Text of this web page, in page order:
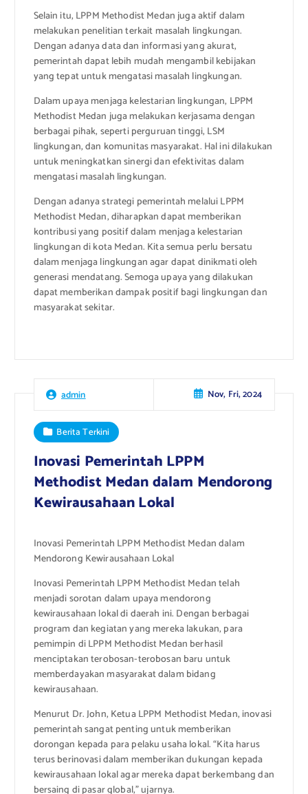
Selain itu, LPPM Methodist Medan juga aktif dalam
melakukan penelitian terkait masalah lingkungan.
Dengan adanya data dan informasi yang akurat,
pemerintah dapat lebih mudah mengambil kebijakan
yang tepat untuk mengatasi masalah lingkungan.
Dalam upaya menjaga kelestarian lingkungan, LPPM
Methodist Medan juga melakukan kerjasama dengan
berbagai pihak, seperti perguruan tinggi, LSM
lingkungan, dan komunitas masyarakat. Hal ini dilakukan
untuk meningkatkan sinergi dan efektivitas dalam
mengatasi masalah lingkungan.
Dengan adanya strategi pemerintah melalui LPPM
Methodist Medan, diharapkan dapat memberikan
kontribusi yang positif dalam menjaga kelestarian
lingkungan di kota Medan. Kita semua perlu bersatu
dalam menjaga lingkungan agar dapat dinikmati oleh
generasi mendatang. Semoga upaya yang dilakukan
dapat memberikan dampak positif bagi lingkungan dan
masyarakat sekitar.
admin Nov, Fri, 2024
Berita Terkini
Inovasi Pemerintah LPPM
Methodist Medan dalam Mendorong
Kewirausahaan Lokal
Inovasi Pemerintah LPPM Methodist Medan dalam
Mendorong Kewirausahaan Lokal
Inovasi Pemerintah LPPM Methodist Medan telah
menjadi sorotan dalam upaya mendorong
kewirausahaan lokal di daerah ini. Dengan berbagai
program dan kegiatan yang mereka lakukan, para
pemimpin di LPPM Methodist Medan berhasil
menciptakan terobosan-terobosan baru untuk
memberdayakan masyarakat dalam bidang
kewirausahaan.
Menurut Dr. John, Ketua LPPM Methodist Medan, inovasi
pemerintah sangat penting untuk memberikan
dorongan kepada para pelaku usaha lokal. “Kita harus
terus berinovasi dalam memberikan dukungan kepada
kewirausahaan lokal agar mereka dapat berkembang dan
bersaing di pasar global,” ujarnya.